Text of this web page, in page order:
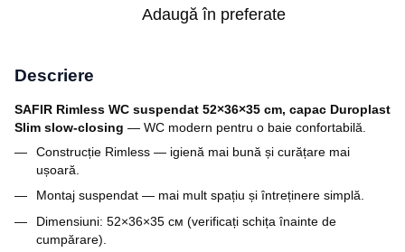
Adaugă în preferate
Descriere
SAFIR Rimless WC suspendat 52×36×35 cm, capac Duroplast
Slim slow-closing — WC modern pentru o baie confortabilă.
Construcție Rimless — igienă mai bună și curățare mai
ușoară.
Montaj suspendat — mai mult spațiu și întreținere simplă.
Dimensiuni: 52×36×35 см (verificați schița înainte de
cumpărare).